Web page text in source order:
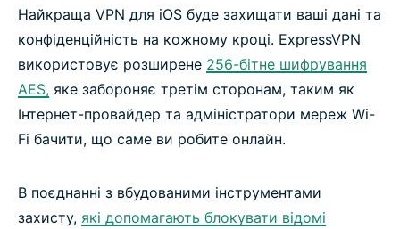
Найкраща VPN для iOS буде захищати ваші дані та
конфіденційність на кожному кроці. ExpressVPN
використовує розширене 256-бітне шифрування
AES, яке забороняє третім сторонам, таким як
Інтернет-провайдер та адміністратори мереж Wi-
Fi бачити, що саме ви робите онлайн.
В поєднанні з вбудованими інструментами
захисту, які допомагають блокувати відомі